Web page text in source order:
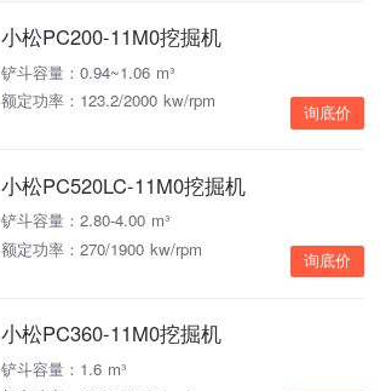
小松PC200-11M0挖掘机
铲斗容量：0.94~1.06 m³
额定功率：123.2/2000 kw/rpm
询底价
小松PC520LC-11M0挖掘机
铲斗容量：2.80-4.00 m³
额定功率：270/1900 kw/rpm
询底价
小松PC360-11M0挖掘机
铲斗容量：1.6 m³